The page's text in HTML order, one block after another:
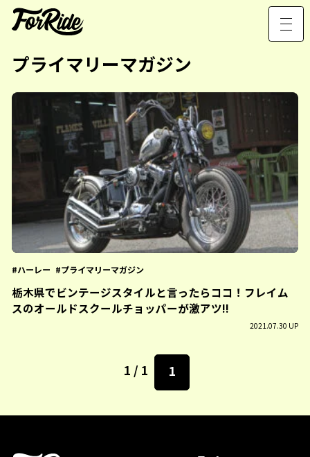
プライマリーマガジン
ハーレー プライマリーマガジン
栃木県でビンテージスタイルと言ったらココ！フレイム
スのオールドスクールチョッパーが激アツ!!
2021.07.30 UP
1 / 1 1